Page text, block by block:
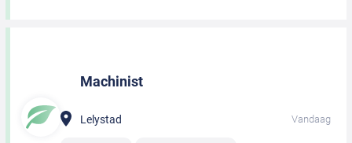
Machinist
Lelystad Vandaag